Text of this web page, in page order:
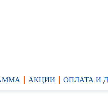
АКЦИИ ОПЛАТА И